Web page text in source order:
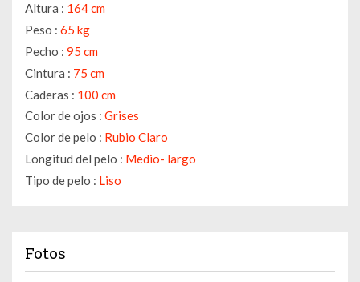
Altura : 164 cm
Peso : 65 kg
Pecho : 95 cm
Cintura : 75 cm
Caderas : 100 cm
Color de ojos : Grises
Color de pelo : Rubio Claro
Longitud del pelo : Medio- largo
Tipo de pelo : Liso
Fotos